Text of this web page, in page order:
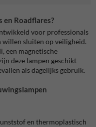
en Roadflares?
voor professionals
willen sluiten op veiligheid.
een magnetische
deze lampen geschikt
als dagelijks gebruik.
en thermoplastisch